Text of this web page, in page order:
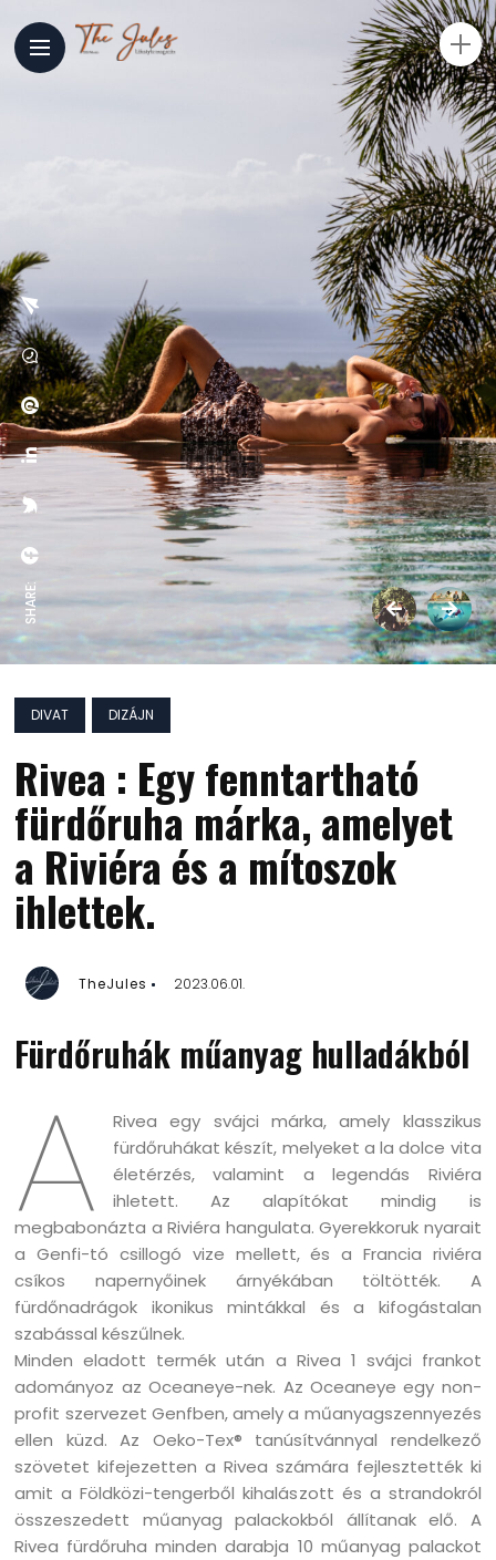
SHARE:
DIVAT DIZÁJN
Rivea : Egy fenntartható
fürdőruha márka, amelyet
a Riviéra és a mítoszok
ihlettek.
TheJules 2023.06.01.
Fürdőruhák műanyag hulladákból
A
Rivea egy svájci márka, amely klasszikus
fürdőruhákat készít, melyeket a la dolce vita
életérzés, valamint a legendás Riviéra
ihletett. Az alapítókat mindig is
megbabonázta a Riviéra hangulata. Gyerekkoruk nyarait
a Genfi-tó csillogó vize mellett, és a Francia riviéra
csíkos napernyőinek árnyékában töltötték. A
fürdőnadrágok ikonikus mintákkal és a kifogástalan
szabással készűlnek.
Minden eladott termék után a Rivea 1 svájci frankot
adományoz az Oceaneye-nek. Az Oceaneye egy non-
profit szervezet Genfben, amely a műanyagszennyezés
ellen küzd. Az Oeko-Tex® tanúsítvánnyal rendelkező
szövetet kifejezetten a Rivea számára fejlesztették ki
amit a Földközi-tengerből kihalászott és a strandokról
összeszedett műanyag palackokból állítanak elő. A
Rivea fürdőruha minden darabja 10 műanyag palackot